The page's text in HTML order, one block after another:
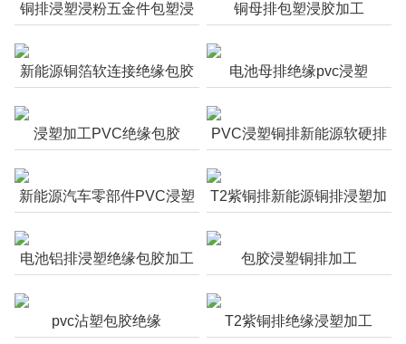
铜排浸塑浸粉五金件包塑浸
铜母排包塑浸胶加工
新能源铜箔软连接绝缘包胶 电池母排绝缘pvc浸塑
浸塑加工PVC绝缘包胶
PVC浸塑铜排新能源软硬排
新能源汽车零部件PVC浸塑
T2紫铜排新能源铜排浸塑加
电池铝排浸塑绝缘包胶加工 包胶浸塑铜排加工
pvc沾塑包胶绝缘 T2紫铜排绝缘浸塑加工